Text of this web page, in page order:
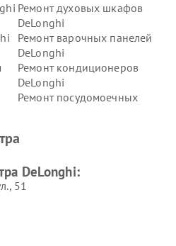
Ремонт духовых шкафов
DeLonghi
Ремонт варочных панелей
DeLonghi
Ремонт кондиционеров
DeLonghi
Ремонт посудомоечных
DeLonghi
DeLonghi:
51